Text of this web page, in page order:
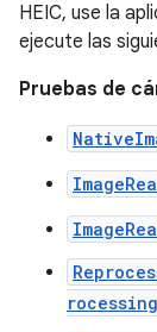
HEIC, use la
ejecute las
Pruebas de
rocessing